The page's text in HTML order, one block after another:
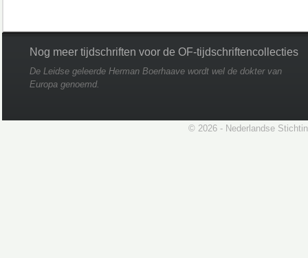
Nog meer tijdschriften voor de OF-tijdschriftencollecties
De Leidse geleerde Herman Boerhaave wordt wel de dokter van
Europa genoemd.
© 2026 - Nederlandse